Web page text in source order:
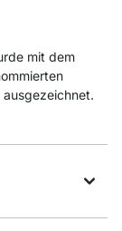
mit dem